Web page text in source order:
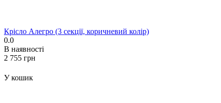
Крісло Алегро (3 секції, коричневий колір)
0.0
В наявності
‍2 755‍ грн
У кошик